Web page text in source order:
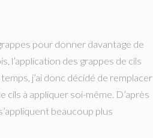
pour donner davantage de
l’application des grappes de cils
j’ai donc décidé de remplacer
cils à appliquer soi-même. D’après
beaucoup plus